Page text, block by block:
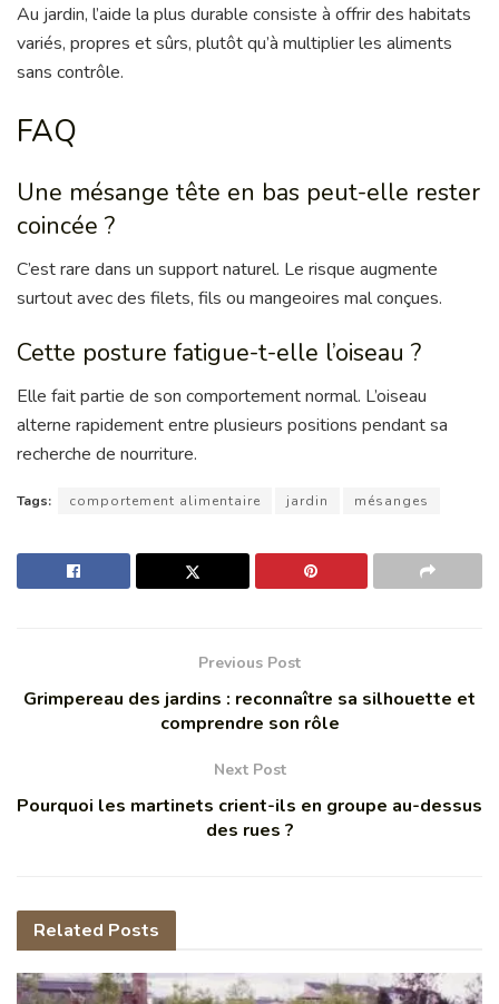
Au jardin, l’aide la plus durable consiste à offrir des habitats
variés, propres et sûrs, plutôt qu’à multiplier les aliments
sans contrôle.
FAQ
Une mésange tête en bas peut-elle rester
coincée ?
C’est rare dans un support naturel. Le risque augmente
surtout avec des filets, fils ou mangeoires mal conçues.
Cette posture fatigue-t-elle l’oiseau ?
Elle fait partie de son comportement normal. L’oiseau
alterne rapidement entre plusieurs positions pendant sa
recherche de nourriture.
Tags: comportement alimentaire jardin mésanges
Previous Post
Grimpereau des jardins : reconnaître sa silhouette et
comprendre son rôle
Next Post
Pourquoi les martinets crient-ils en groupe au-dessus
des rues ?
Related Posts